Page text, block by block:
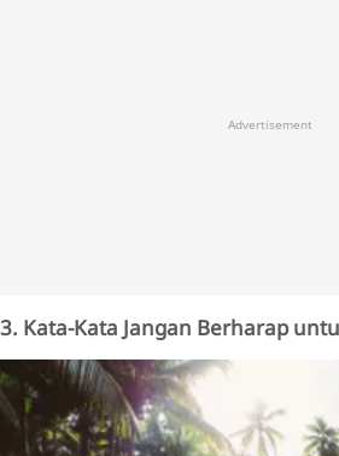
Advertisement
3. Kata-Kata Jangan Berharap